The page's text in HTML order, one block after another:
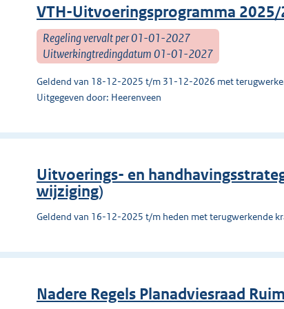
VTH-Uitvoeringsprogramma
Regeling vervalt per 01-01-2027
Uitwerkingtredingdatum 01-01-2027
Geldend van 18-12-2025 t/m 31-12-2026 met
Uitgegeven door: Heerenveen
Uitvoerings- en
wijziging)
Geldend van 16-12-2025 t/m heden met terugwerkende
Nadere Regels Planadviesraad